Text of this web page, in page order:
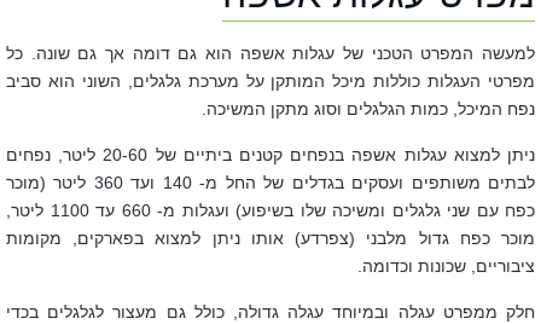
למעשה המפרט הטכני של עגלות אשפה הוא גם דומה אך גם שונה. כל
מפרטי העגלות כוללות מיכל המותקן על מערכת גלגלים, השוני הוא סביב
נפח המיכל, כמות הגלגלים וסוג מתקן המשיכה.
ניתן למצוא עגלות אשפה בנפחים קטנים ביתיים של 20-60 ליטר, נפחים
לבתים משותפים ועסקים בגדלים של החל מ- 140 ועד 360 ליטר (מוכר
כפח עם שני גלגלים ומשיכה שלו בשיפוע) ועגלות מ- 660 עד 1100 ליטר,
מוכר כפח גדול מלבני (צפרדע) אותו ניתן למצוא בפארקים, מקומות
ציבוריים, שכונות וכדומה.
חלק ממפרט עגלה ובמיוחד עגלה גדולה, כולל גם מעצור לגלגלים בכדי